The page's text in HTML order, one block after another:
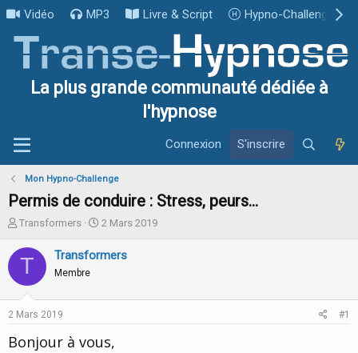
Vidéo MP3 Livre & Script Hypno-Challenge
La plus grande communauté dédiée à
l'hypnose
Connexion S'inscrire
Mon Hypno-Challenge
Permis de conduire : Stress, peurs...
I
i
u
Transformers
D
t
b
2 Mars 2019
T Transformers
Membre
2 Mars 2019 #1
Bonjour à vous,